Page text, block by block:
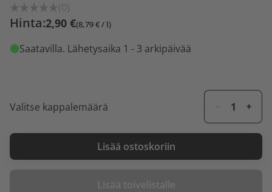
(0)
Hinta:2,90 €(8,79 € / l)
Saatavilla. Lähetysaika 1 - 3 arkipäivää
Valitse kappalemäärä
Lisää ostoskoriin
Lisää toivelistalle